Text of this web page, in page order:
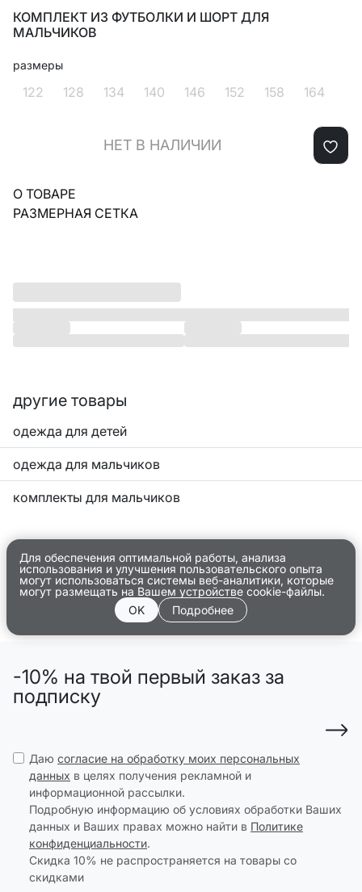
КОМПЛЕКТ ИЗ ФУТБОЛКИ И ШОРТ ДЛЯ
МАЛЬЧИКОВ
размеры
122 128 134 140 146 152 158 164
НЕТ В НАЛИЧИИ
О ТОВАРЕ
РАЗМЕРНАЯ СЕТКА
другие товары
одежда для детей
одежда для мальчиков
комплекты для мальчиков
Для обеспечения оптимальной работы, анализа
использования и улучшения пользовательского опыта
могут использоваться системы веб-аналитики, которые
могут размещать на Вашем устройстве cookie-файлы.
OK
Подробнее
-10% на твой первый заказ за
подписку
Даю согласие на обработку моих персональных
данных в целях получения рекламной и
информационной рассылки.
Подробную информацию об условиях обработки Ваших
данных и Ваших правах можно найти в Политике
конфиденциальности.
Скидка 10% не распространяется на товары со
скидками